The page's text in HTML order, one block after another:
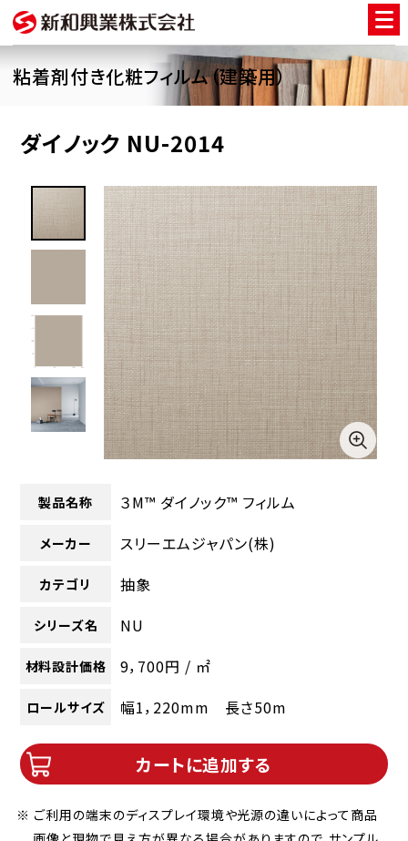
粘着剤付き化粧フィルム（建築用）
ダイノック NU-2014
製品名称 ３M™ ダイノック™ フィルム
メーカー スリーエムジャパン(株)
カテゴリ 抽象
シリーズ名 NU
材料設計価格 9，700円 / ㎡
ロールサイズ 幅1，220mm 長さ50m
カートに追加する
※ ご利用の端末のディスプレイ環境や光源の違いによって商品